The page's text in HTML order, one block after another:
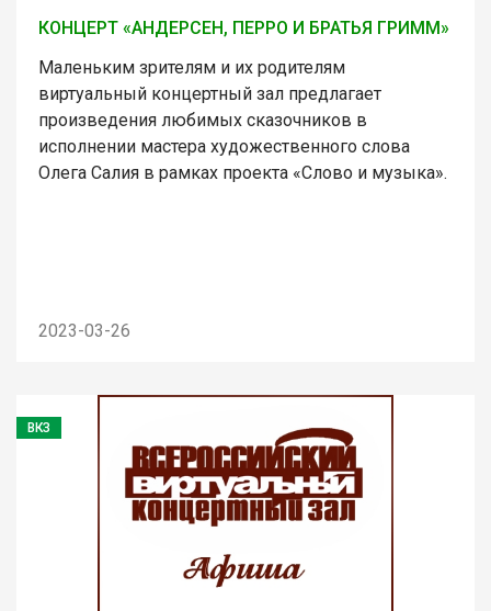
КОНЦЕРТ «АНДЕРСЕН, ПЕРРО И БРАТЬЯ ГРИММ»
Маленьким зрителям и их родителям
виртуальный концертный зал предлагает
произведения любимых сказочников в
исполнении мастера художественного слова
Олега Салия в рамках проекта «Слово и музыка».
2023-03-26
ВКЗ